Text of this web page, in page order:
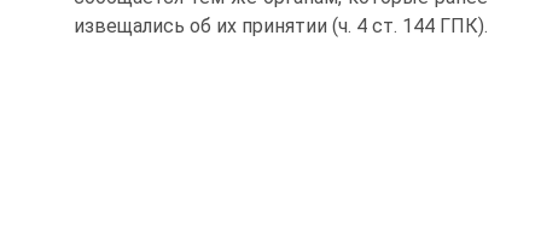
извещались об их принятии (ч. 4 ст. 144 ГПК).